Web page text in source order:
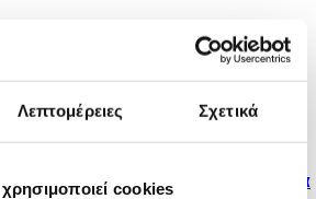
Λεπτομέρειες Σχετικά
cookies
από αμυντική συμφωνία Σ.
τραυματίες από ρωσικά πλήγματα